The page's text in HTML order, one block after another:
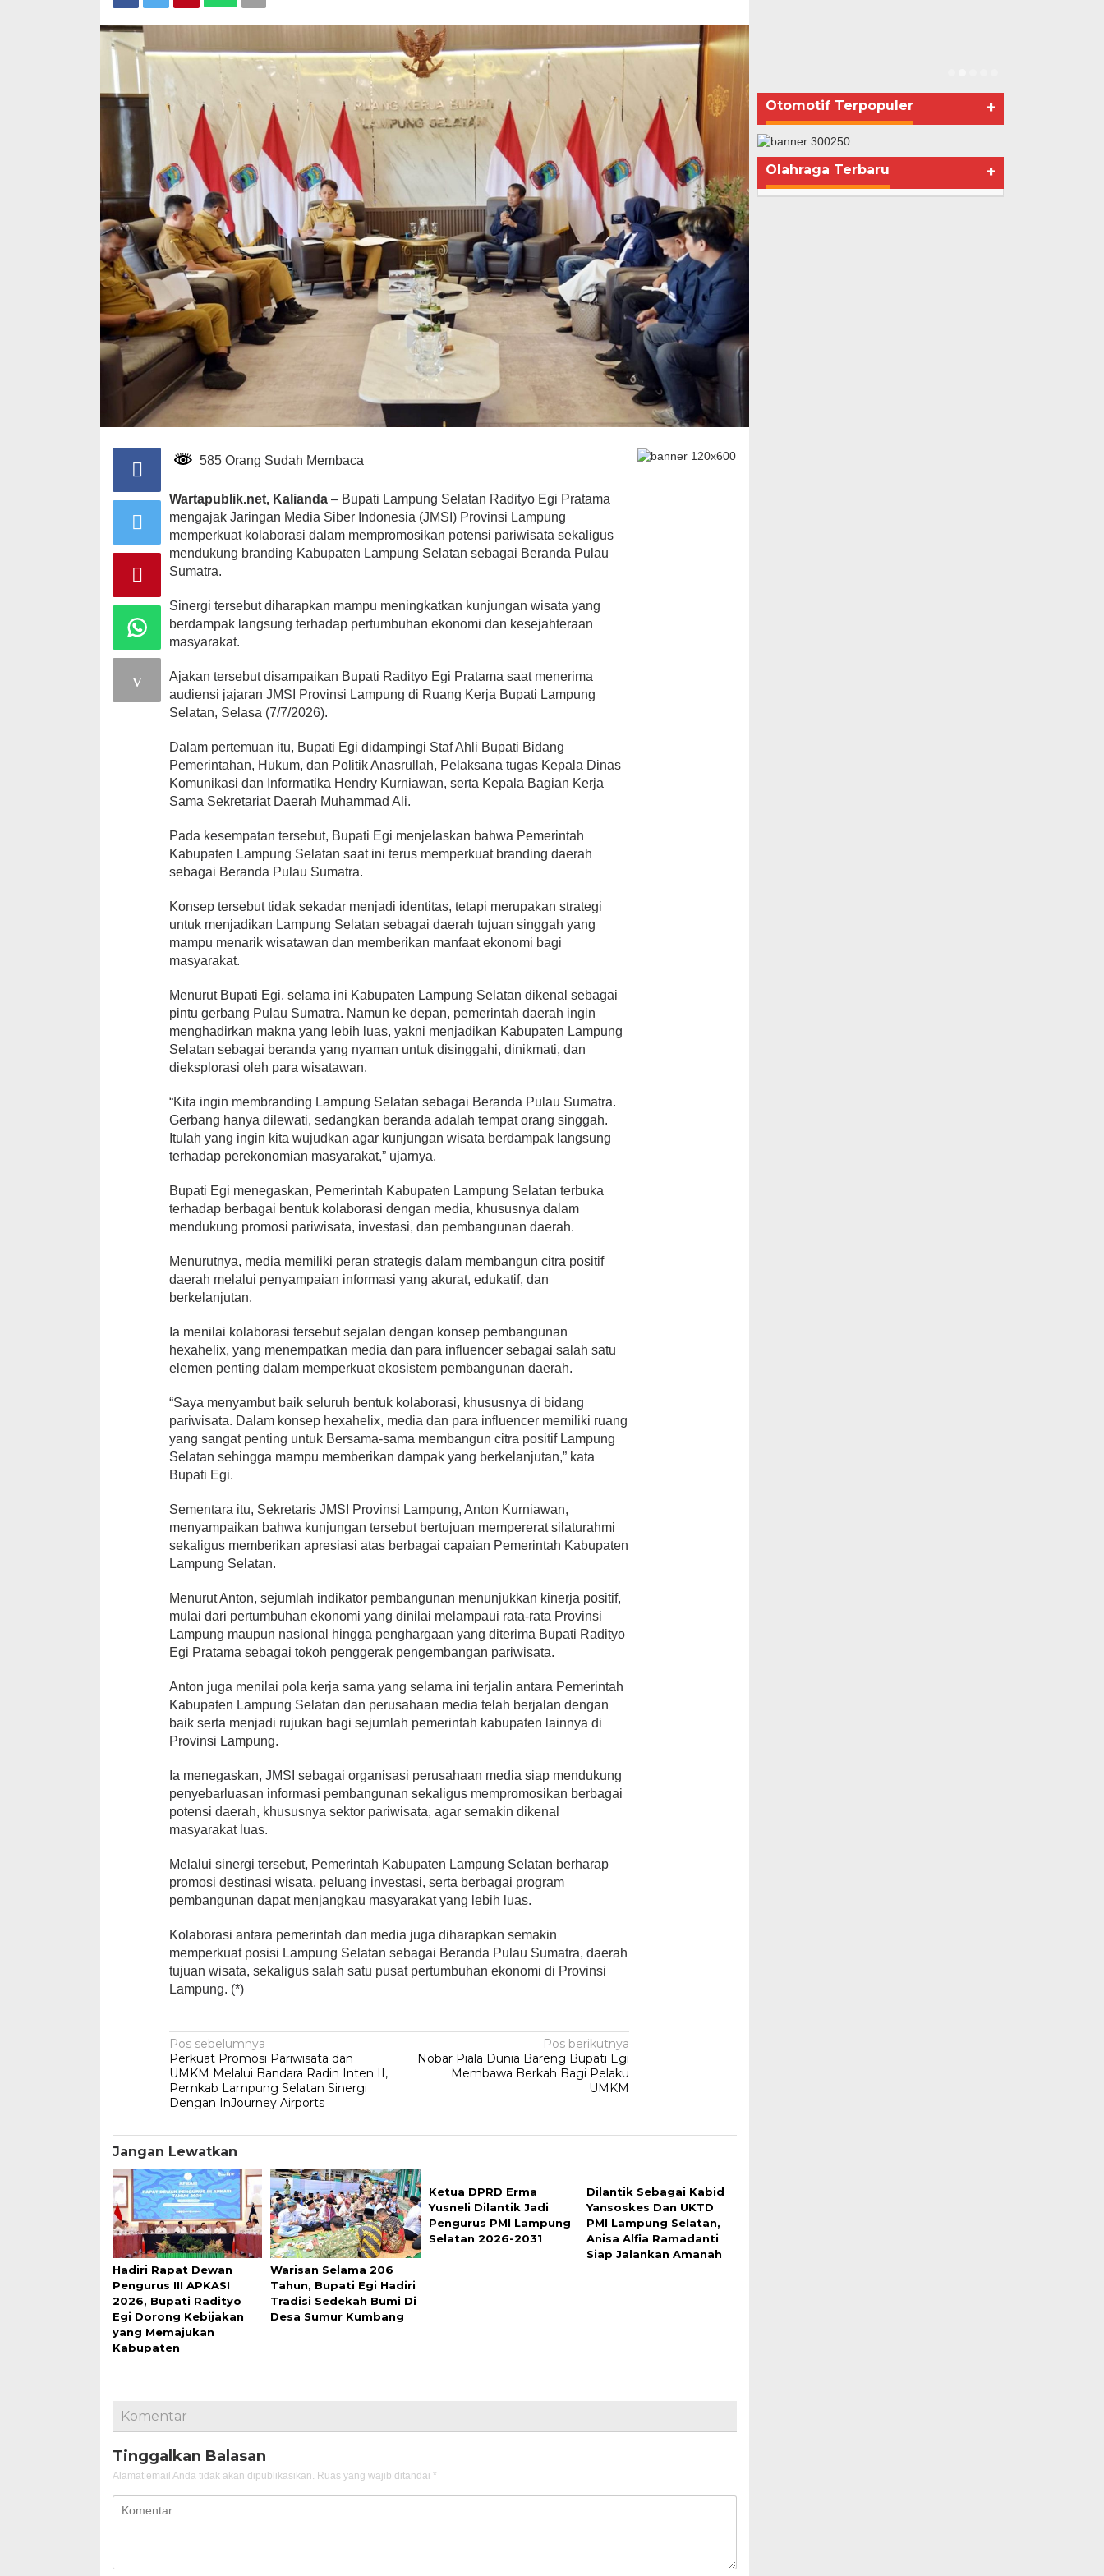
585 Orang Sudah Membaca
Wartapublik.net, Kalianda – Bupati Lampung Selatan Radityo Egi Pratama
mengajak Jaringan Media Siber Indonesia (JMSI) Provinsi Lampung
memperkuat kolaborasi dalam mempromosikan potensi pariwisata sekaligus
mendukung branding Kabupaten Lampung Selatan sebagai Beranda Pulau
Sumatra.
Sinergi tersebut diharapkan mampu meningkatkan kunjungan wisata yang
berdampak langsung terhadap pertumbuhan ekonomi dan kesejahteraan
masyarakat.
Ajakan tersebut disampaikan Bupati Radityo Egi Pratama saat menerima
audiensi jajaran JMSI Provinsi Lampung di Ruang Kerja Bupati Lampung
Selatan, Selasa (7/7/2026).
Dalam pertemuan itu, Bupati Egi didampingi Staf Ahli Bupati Bidang
Pemerintahan, Hukum, dan Politik Anasrullah, Pelaksana tugas Kepala Dinas
Komunikasi dan Informatika Hendry Kurniawan, serta Kepala Bagian Kerja
Sama Sekretariat Daerah Muhammad Ali.
Pada kesempatan tersebut, Bupati Egi menjelaskan bahwa Pemerintah
Kabupaten Lampung Selatan saat ini terus memperkuat branding daerah
sebagai Beranda Pulau Sumatra.
Konsep tersebut tidak sekadar menjadi identitas, tetapi merupakan strategi
untuk menjadikan Lampung Selatan sebagai daerah tujuan singgah yang
mampu menarik wisatawan dan memberikan manfaat ekonomi bagi
masyarakat.
Menurut Bupati Egi, selama ini Kabupaten Lampung Selatan dikenal sebagai
pintu gerbang Pulau Sumatra. Namun ke depan, pemerintah daerah ingin
menghadirkan makna yang lebih luas, yakni menjadikan Kabupaten Lampung
Selatan sebagai beranda yang nyaman untuk disinggahi, dinikmati, dan
dieksplorasi oleh para wisatawan.
“Kita ingin membranding Lampung Selatan sebagai Beranda Pulau Sumatra.
Gerbang hanya dilewati, sedangkan beranda adalah tempat orang singgah.
Itulah yang ingin kita wujudkan agar kunjungan wisata berdampak langsung
terhadap perekonomian masyarakat,” ujarnya.
Bupati Egi menegaskan, Pemerintah Kabupaten Lampung Selatan terbuka
terhadap berbagai bentuk kolaborasi dengan media, khususnya dalam
mendukung promosi pariwisata, investasi, dan pembangunan daerah.
Menurutnya, media memiliki peran strategis dalam membangun citra positif
daerah melalui penyampaian informasi yang akurat, edukatif, dan
berkelanjutan.
Ia menilai kolaborasi tersebut sejalan dengan konsep pembangunan
hexahelix, yang menempatkan media dan para influencer sebagai salah satu
elemen penting dalam memperkuat ekosistem pembangunan daerah.
“Saya menyambut baik seluruh bentuk kolaborasi, khususnya di bidang
pariwisata. Dalam konsep hexahelix, media dan para influencer memiliki ruang
yang sangat penting untuk Bersama-sama membangun citra positif Lampung
Selatan sehingga mampu memberikan dampak yang berkelanjutan,” kata
Bupati Egi.
Sementara itu, Sekretaris JMSI Provinsi Lampung, Anton Kurniawan,
menyampaikan bahwa kunjungan tersebut bertujuan mempererat silaturahmi
sekaligus memberikan apresiasi atas berbagai capaian Pemerintah Kabupaten
Lampung Selatan.
Menurut Anton, sejumlah indikator pembangunan menunjukkan kinerja positif,
mulai dari pertumbuhan ekonomi yang dinilai melampaui rata-rata Provinsi
Lampung maupun nasional hingga penghargaan yang diterima Bupati Radityo
Egi Pratama sebagai tokoh penggerak pengembangan pariwisata.
Anton juga menilai pola kerja sama yang selama ini terjalin antara Pemerintah
Kabupaten Lampung Selatan dan perusahaan media telah berjalan dengan
baik serta menjadi rujukan bagi sejumlah pemerintah kabupaten lainnya di
Provinsi Lampung.
Ia menegaskan, JMSI sebagai organisasi perusahaan media siap mendukung
penyebarluasan informasi pembangunan sekaligus mempromosikan berbagai
potensi daerah, khususnya sektor pariwisata, agar semakin dikenal
masyarakat luas.
Melalui sinergi tersebut, Pemerintah Kabupaten Lampung Selatan berharap
promosi destinasi wisata, peluang investasi, serta berbagai program
pembangunan dapat menjangkau masyarakat yang lebih luas.
Kolaborasi antara pemerintah dan media juga diharapkan semakin
memperkuat posisi Lampung Selatan sebagai Beranda Pulau Sumatra, daerah
tujuan wisata, sekaligus salah satu pusat pertumbuhan ekonomi di Provinsi
Lampung. (*)
Navigasi
pos
Pos sebelumnya
Perkuat Promosi Pariwisata dan
UMKM Melalui Bandara Radin Inten II,
Pemkab Lampung Selatan Sinergi
Dengan InJourney Airports
Pos berikutnya
Nobar Piala Dunia Bareng Bupati Egi
Membawa Berkah Bagi Pelaku
UMKM
Jangan Lewatkan
Hadiri Rapat Dewan
Pengurus III APKASI
2026, Bupati Radityo
Egi Dorong Kebijakan
yang Memajukan
Kabupaten
Warisan Selama 206
Tahun, Bupati Egi Hadiri
Tradisi Sedekah Bumi Di
Desa Sumur Kumbang
Ketua DPRD Erma
Yusneli Dilantik Jadi
Pengurus PMI Lampung
Selatan 2026-2031
Dilantik Sebagai Kabid
Yansoskes Dan UKTD
PMI Lampung Selatan,
Anisa Alfia Ramadanti
Siap Jalankan Amanah
Komentar
Tinggalkan Balasan
Alamat email Anda tidak akan dipublikasikan. Ruas yang wajib ditandai *
Tender Hambalang
Di Ekonomi, Politik, Wisata & Budaya |
Desember
4, 2012
Otomotif Terpopuler +
Olahraga Terbaru +